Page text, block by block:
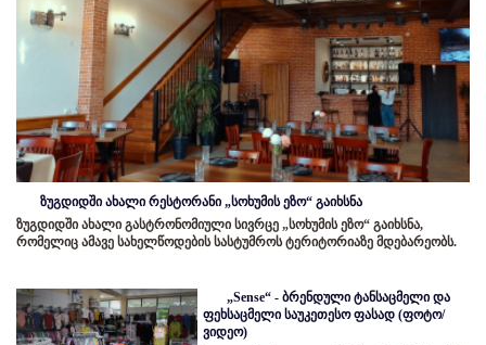
ზუგდიდში ახალი რესტორანი „სოხუმის ეზო“ გაიხსნა
ზუგდიდში ახალი გასტრონომიული სივრცე „სოხუმის ეზო“ გაიხსნა,
რომელიც ამავე სახელწოდების სასტუმროს ტერიტორიაზე მდებარეობს.
„Sense“ - ბრენდული ტანსაცმელი და
ფეხსაცმელი საუკეთესო ფასად (ფოტო/
ვიდეო)